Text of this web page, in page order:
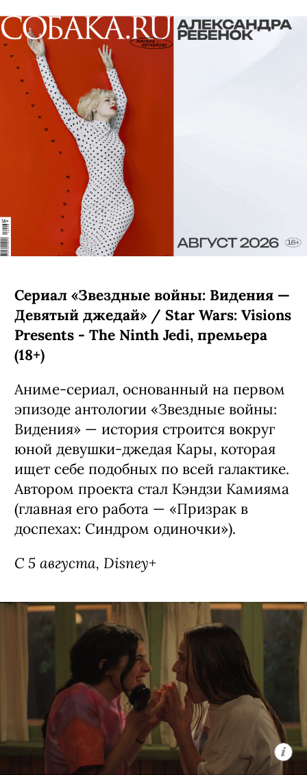
Сериал «Звездные войны: Видения —
Девятый джедай» / Star Wars: Visions
Presents - The Ninth Jedi, премьера
(18+)
Аниме-сериал, основанный на первом
эпизоде антологии «Звездные войны:
Видения» — история строится вокруг
юной девушки-джедая Кары, которая
ищет себе подобных по всей галактике.
Автором проекта стал Кэндзи Камияма
(главная его работа — «Призрак в
доспехах: Синдром одиночки»).
С 5 августа, Disney+